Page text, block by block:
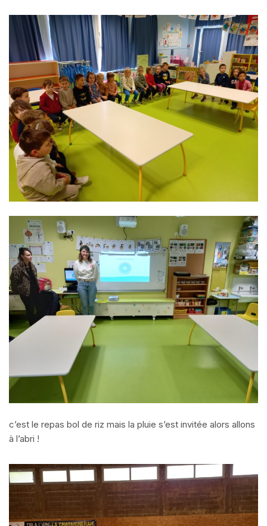
c’est le repas bol de riz mais la pluie s’est invitée alors allons
à l’abri !